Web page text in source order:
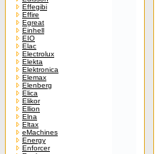
Effegibi
Effire
Egreat
Einhell
EIO
Elac
Electrolux
Elekta
Elektronica
Elemax
Elenberg
Elica
Elikor
Ellion
Elna
Eltax
eMachines
Energy
Enforcer